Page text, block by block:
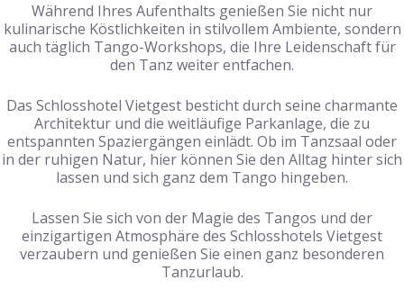
Während Ihres Aufenthalts genießen Sie nicht nur
kulinarische Köstlichkeiten in stilvollem Ambiente, sondern
auch täglich Tango-Workshops, die Ihre Leidenschaft für
den Tanz weiter entfachen.
Das Schlosshotel Vietgest besticht durch seine charmante
Architektur und die weitläufige Parkanlage, die zu
entspannten Spaziergängen einlädt. Ob im Tanzsaal oder
in der ruhigen Natur, hier können Sie den Alltag hinter sich
lassen und sich ganz dem Tango hingeben.
Lassen Sie sich von der Magie des Tangos und der
einzigartigen Atmosphäre des Schlosshotels Vietgest
verzaubern und genießen Sie einen ganz besonderen
Tanzurlaub.